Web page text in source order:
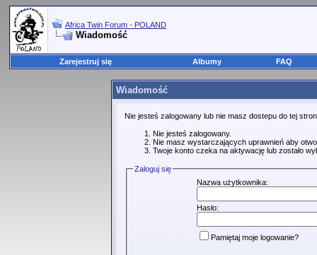
Africa Twin Forum - POLAND
Wiadomość
Zarejestruj się Albumy FAQ
Wiadomość
Nie jesteś zalogowany lub nie masz dostepu do tej
Nie jesteś zalogowany.
Nie masz wystarczających uprawnień aby
Twoje konto czeka na aktywację lub zostało
Zaloguj się
Nazwa użytkownika:
Hasło:
Pamiętaj moje logowanie?